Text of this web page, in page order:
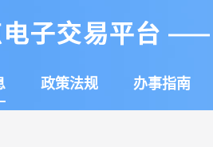
政策法规 办事指南